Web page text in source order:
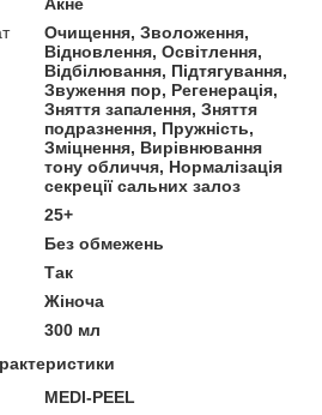
Очищення, Зволоження,
Відновлення, Освітлення,
Відбілювання, Підтягування,
Звуження пор, Регенерація,
Зняття запалення, Зняття
подразнення, Пружність,
Зміцнення, Вирівнювання
тону обличчя, Нормалізація
секреції сальних залоз
25+
Без обмежень
Так
Жіноча
300 мл
MEDI-PEEL